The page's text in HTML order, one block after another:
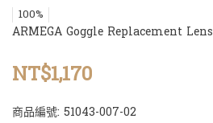
100%
ARMEGA Goggle Replacement Lens
NT$1,170
商品編號: 51043-007-02